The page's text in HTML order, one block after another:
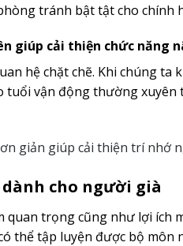
tránh bật tật cho chính
giúp cải thiện chức năng
hệ chặt chẽ. Khi chúng
tuổi vận động thường
giản giúp cải thiện trí nhớ
cho người già
quan trọng cũng như lợi ích
thể tập luyện được bộ